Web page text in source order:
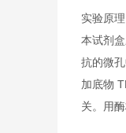
实验原理
本试剂
抗的微
加底物
关。用